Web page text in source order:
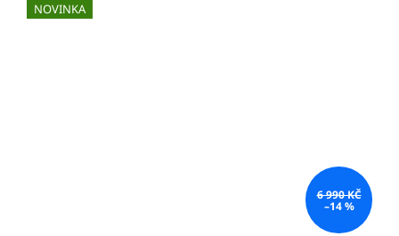
NOVINKA
6 990 KČ
–14 %